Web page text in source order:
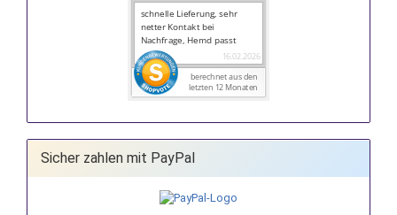
Sicher zahlen mit PayPal